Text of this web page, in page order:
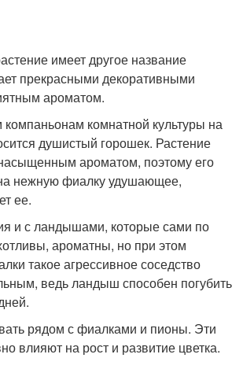
имеет другое название
прекрасными декоративными
ароматом.
комнатной культуры на
душистый горошек. Растение
ароматом, поэтому его
нежную фиалку удушающее,
ее.
и с ландышами, которые сами по
ароматны, но при этом
такое агрессивное соседство
ведь ландыш способен погубить
рядом с фиалками и пионы. Эти
влияют на рост и развитие цветка.